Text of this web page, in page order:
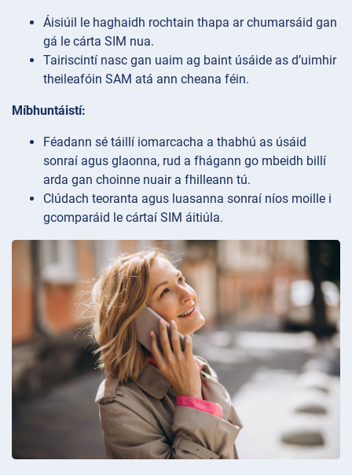
Áisiúil le haghaidh rochtain thapa ar chumarsáid gan
gá le cárta SIM nua.
Tairiscintí nasc gan uaim ag baint úsáide as d’uimhir
theileafóin SAM atá ann cheana féin.
Míbhuntáistí:
Féadann sé táillí iomarcacha a thabhú as úsáid
sonraí agus glaonna, rud a fhágann go mbeidh billí
arda gan choinne nuair a fhilleann tú.
Clúdach teoranta agus luasanna sonraí níos moille i
gcomparáid le cártaí SIM áitiúla.